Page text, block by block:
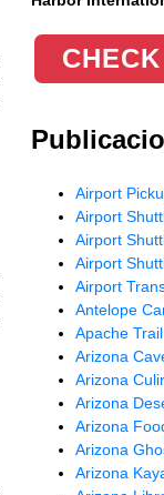
Airport
Airport
Airport
Airport
Airport
Antelope
Apache
Arizona
Arizona
Arizona
Arizona
Arizona
Arizona